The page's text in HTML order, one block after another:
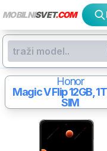
MOBILNISVET.COM
Honor
Magic V Flip12GB,
SIM